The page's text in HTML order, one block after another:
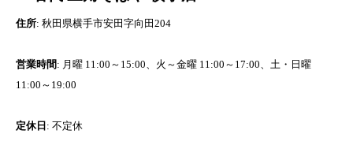
住所: 秋田県横手市安田字向田204
営業時間 : 月曜 11:00～15:00、火～金曜 11:00～17:00、土・日曜
11:00～19:00
定休日 : 不定休